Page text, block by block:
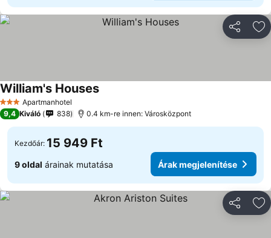
3 KategóriaApartmanhotel
William's HousesÁrak megjelenítése
9,4 Kiváló 838 0.4 km-re innen: Városközpont
Kezdőár: 15 949 Ft
9 oldal árainak mutatása Árak megjelenítése